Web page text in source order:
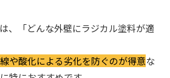
、「どんな外壁にラジカル塗料が適
や酸化による劣化を防ぐのが得意な